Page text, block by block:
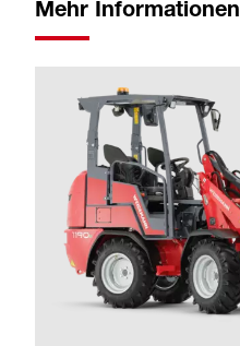
Mehr Informationen